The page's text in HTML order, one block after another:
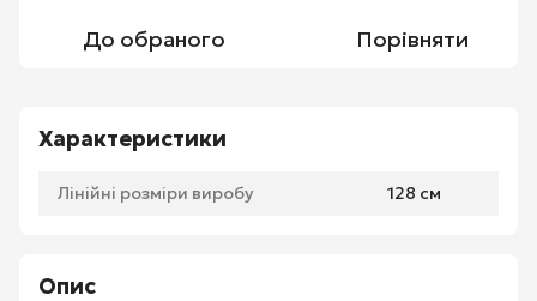
До обраного Порівняти
Характеристики
Лінійні розміри виробу 128 см
Опис